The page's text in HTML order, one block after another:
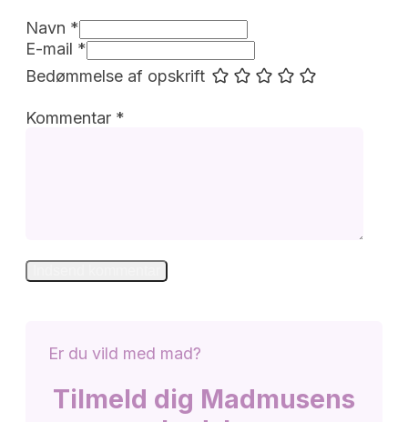
Navn *
E-mail *
Bedømmelse af opskrift
Kommentar *
Er du vild med mad?
Tilmeld dig Madmusens